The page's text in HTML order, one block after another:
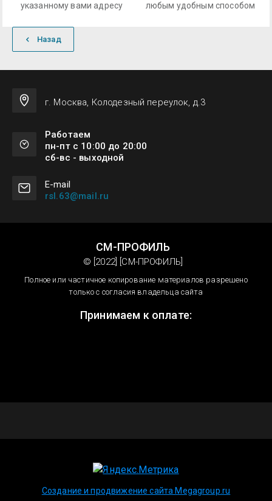
указанному вами адресу
любым удобным способом
Назад
г. Москва, Колодезный переулок, д.3
Работаем
пн-пт с 10:00 до 20:00
сб-вс - выходной
Е-mail
rsl.63@mail.ru
СМ-ПРОФИЛЬ
© [2022] [СМ-ПРОФИЛЬ]
Полное или частичное копирование материалов разрешено
только с согласия владельца сайта
Принимаем к оплате:
Создание и продвижение сайта Megagroup.ru